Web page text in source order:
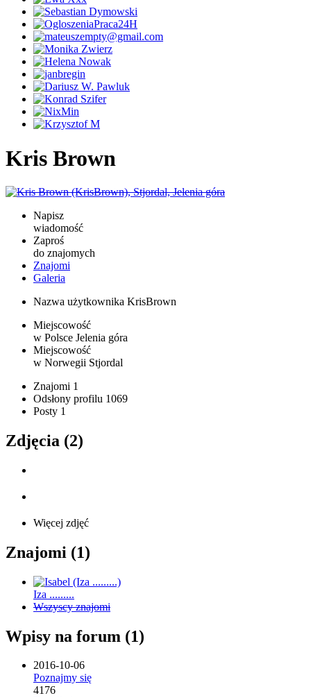
Kris Brown
Napisz
wiadomość
Zaproś
do znajomych
Znajomi
Galeria
Nazwa użytkownika KrisBrown
Miejscowość
w Polsce Jelenia góra
Miejscowość
w Norwegii Stjordal
Znajomi 1
Odsłony profilu 1069
Posty 1
Zdjęcia (2)
Więcej zdjęć
Znajomi (1)
Iza .........
Wszyscy znajomi
Wpisy na forum (1)
2016-10-06
Poznajmy się
4176